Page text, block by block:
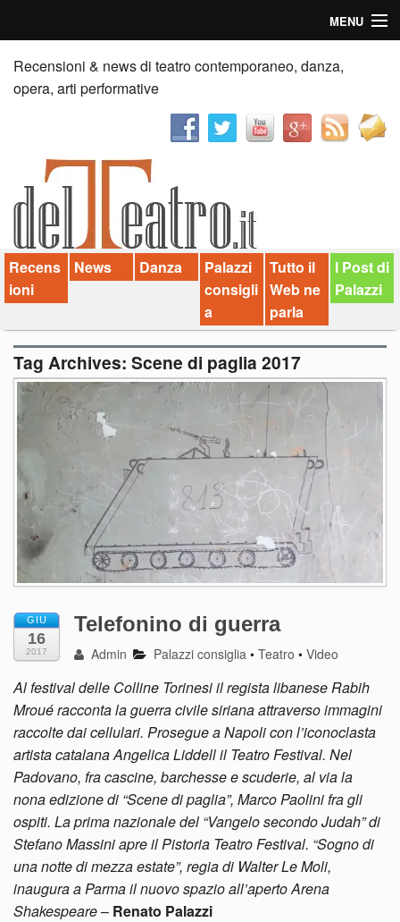
MENU
Home
Recensioni
News
Palazzi consiglia
Video
Chi siamo
Contatti
dT in English
Recensioni & news di teatro contemporaneo, danza,
opera, arti performative
Recens
ioni
News Danza
Palazzi
consigli
a
Tutto il
Web ne
parla
I Post di
Palazzi
Tag Archives: Scene di paglia 2017
GIU
16
2017
Telefonino di guerra
Admin Palazzi consiglia •Teatro •Video
Al festival delle Colline Torinesi il regista libanese Rabih
Mroué racconta la guerra civile siriana attraverso immagini
raccolte dai cellulari. Prosegue a Napoli con l’iconoclasta
artista catalana Angelica Liddell il Teatro Festival. Nel
Padovano, fra cascine, barchesse e scuderie, al via la
nona edizione di “Scene di paglia”, Marco Paolini fra gli
ospiti. La prima nazionale del “Vangelo secondo Judah” di
Stefano Massini apre il Pistoria Teatro Festival. “Sogno di
una notte di mezza estate”, regia di Walter Le Moli,
inaugura a Parma il nuovo spazio all’aperto Arena
Shakespeare– Renato Palazzi